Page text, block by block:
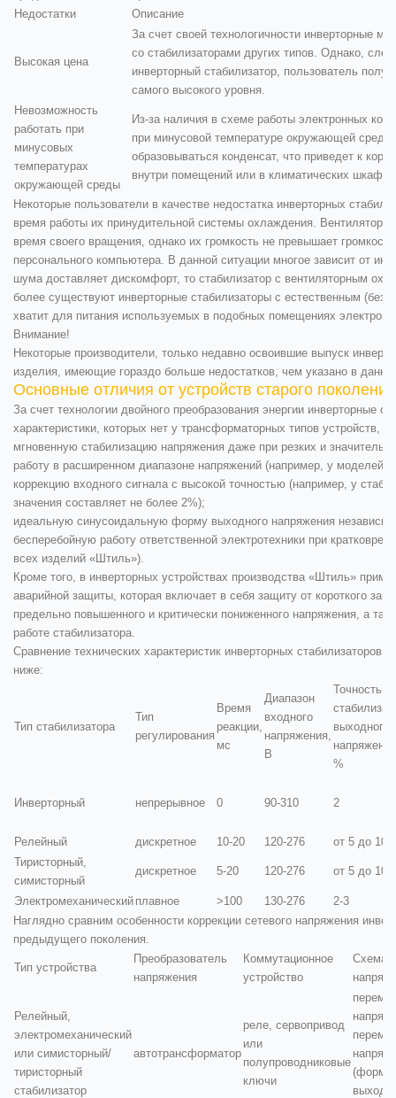
Недостатки
Описание
Высокая цена
За счет своей технологичности инверторные
со стабилизаторами других типов. Однако,
инверторный стабилизатор, пользователь
самого высокого уровня.
Невозможность
работать при
минусовых
температурах
окружающей среды
Из-за наличия в схеме работы электронных
при минусовой температуре окружающей
образовываться конденсат, что приведет к
внутри помещений или в климатических
Некоторые пользователи в качестве недостатка инверторных
время работы их принудительной системы охлаждения. Вентиляторы
время своего вращения, однако их громкость не превышает
персонального компьютера. В данной ситуации многое зависит от
шума доставляет дискомфорт, то стабилизатор с вентиляторным
более существуют инверторные стабилизаторы с естественным
хватит для питания используемых в подобных помещениях
Внимание!
Некоторые производители, только недавно освоившие выпуск
изделия, имеющие гораздо больше недостатков, чем указано в
Основные отличия от устройств старого поколения
За счет технологии двойного преобразования энергии инверторные
характеристики, которых нет у трансформаторных типов устройств, а
мгновенную стабилизацию напряжения даже при резких и
работу в расширенном диапазоне напряжений (например, у моделей
коррекцию входного сигнала с высокой точностью (например, у
значения составляет не более 2%);
идеальную синусоидальную форму выходного напряжения
бесперебойную работу ответственной электротехники при
всех изделий «Штиль»).
Кроме того, в инверторных устройствах производства «Штиль»
аварийной защиты, которая включает в себя защиту от короткого
предельно повышенного и критически пониженного напряжения, а
работе стабилизатора.
Сравнение технических характеристик инверторных стабилизаторов
ниже:
Тип стабилизатора
Тип
регулирования
Время
реакции,
мс
Диапазон
входного
напряжения,
В
Точность
выходного
%
Инверторный непрерывное 0 90-310 2
Релейный дискретное 10-20 120-276
от 5 до 10
Тиристорный,
симисторный
дискретное 5-20 120-276 от 5 до 10
Электромеханический плавное >100 130-276
2-3
Наглядно сравним особенности коррекции сетевого напряжения
предыдущего поколения.
Тип устройства
Преобразователь
напряжения
Коммутационное
устройство
Схема
Релейный,
электромеханический
или симисторный/
тиристорный
стабилизатор
автотрансформатор
реле, сервопривод
или
полупроводниковые
ключи
(форма
выходе